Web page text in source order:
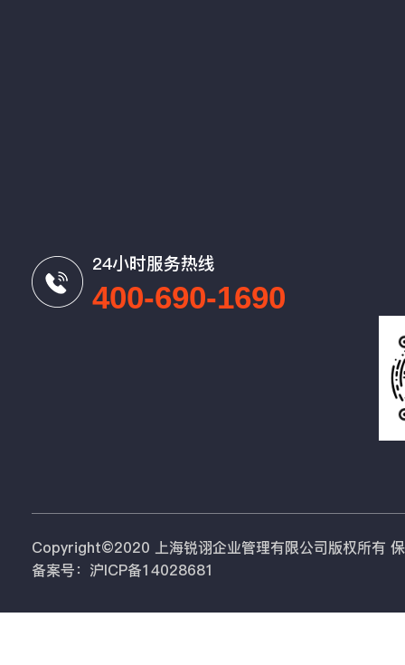
24小时服务热线
400-690-1690
Copyright©2020 上海锐诩企业管理有限公司版权所有
备案号：沪ICP备14028681